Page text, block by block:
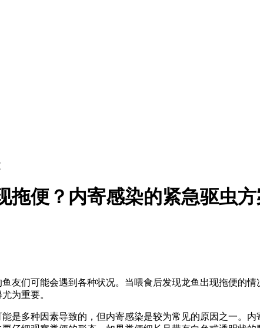
拖便？内寄感染的紧急驱虫方
友们可能会遇到各种状况。当喂食后发现龙鱼出现拖便的
为重要。
是多种因素导致的，但内寄感染是较为常见的原因之一。